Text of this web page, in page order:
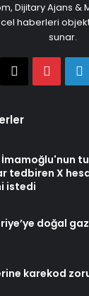
Dijitary Ajans &
haberleri
sunar.
X
İmamoğlu'nun
tedbiren X
istedi
doğal
karekod